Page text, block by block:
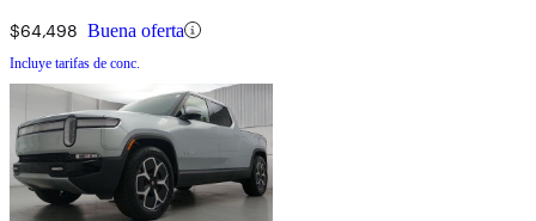
$64,498 Buena oferta
Incluye tarifas de conc.